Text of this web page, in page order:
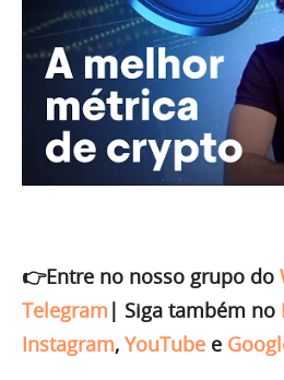
👉Entre no nosso grupo do
Telegram | Siga também no
Instagram, YouTube e